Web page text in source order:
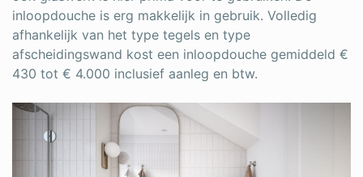
inloopdouche is erg makkelijk in gebruik. Volledig
afhankelijk van het type tegels en type
afscheidingswand kost een inloopdouche gemiddeld €
430 tot € 4.000 inclusief aanleg en btw.